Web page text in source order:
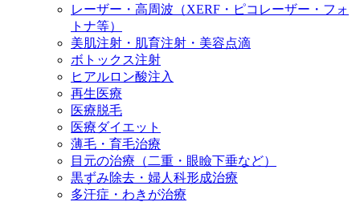
レーザー・高周波（XERF・ピコレーザー・フォ
トナ等）
美肌注射・肌育注射・美容点滴
ボトックス注射
ヒアルロン酸注入
再生医療
医療脱毛
医療ダイエット
薄毛・育毛治療
目元の治療（二重・眼瞼下垂など）
黒ずみ除去・婦人科形成治療
多汗症・わきが治療